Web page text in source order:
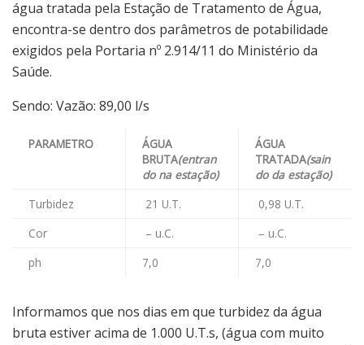
água tratada pela Estação de Tratamento de Água,
encontra-se dentro dos parâmetros de potabilidade
exigidos pela Portaria nº 2.914/11 do Ministério da
Saúde.
Sendo: Vazão: 89,00 l/s
PARAMETRO
ÁGUA
BRUTA(entran
do na estação)
ÁGUA
TRATADA(sain
do da estação)
Turbidez
21 U.T.
0,98 U.T.
Cor
– u.C.
– u.C.
ph
7,0 7,0
Informamos que nos dias em que turbidez da água
bruta estiver acima de 1.000 U.T.s, (água com muito